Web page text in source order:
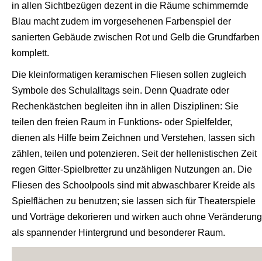
in allen Sichtbezügen dezent in die Räume schimmernde
Blau macht zudem im vorgesehenen Farbenspiel der
sanierten Gebäude zwischen Rot und Gelb die Grundfarben
komplett.
Die kleinformatigen keramischen Fliesen sollen zugleich
Symbole des Schulalltags sein. Denn Quadrate oder
Rechenkästchen begleiten ihn in allen Disziplinen: Sie
teilen den freien Raum in Funktions- oder Spielfelder,
dienen als Hilfe beim Zeichnen und Verstehen, lassen sich
zählen, teilen und potenzieren. Seit der hellenistischen Zeit
regen Gitter-Spielbretter zu unzähligen Nutzungen an. Die
Fliesen des Schoolpools sind mit abwaschbarer Kreide als
Spielflächen zu benutzen; sie lassen sich für Theaterspiele
und Vorträge dekorieren und wirken auch ohne Veränderung
als spannender Hintergrund und besonderer Raum.